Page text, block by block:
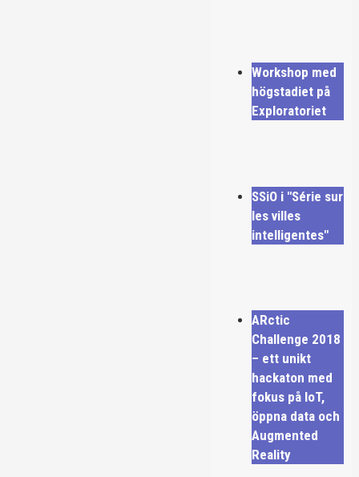
Workshop med
högstadiet på
Exploratoriet
SSiO i "Série sur
les villes
intelligentes"
ARctic
Challenge 2018
– ett unikt
hackaton med
fokus på IoT,
öppna data och
Augmented
Reality